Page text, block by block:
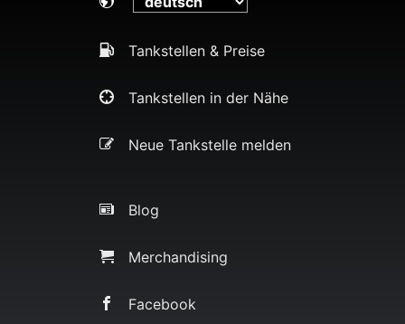
Tankstellen & Preise
Tankstellen in der Nähe
Neue Tankstelle melden
Blog
Merchandising
Facebook